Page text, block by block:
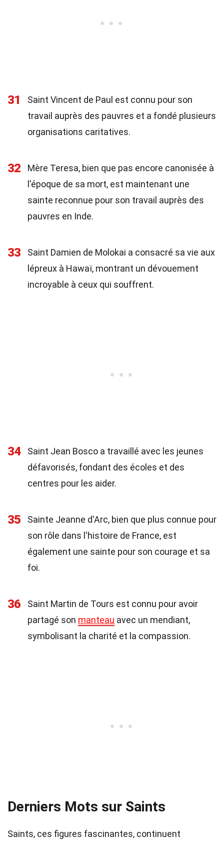
31
Saint Vincent de Paul est connu pour son
travail auprès des pauvres et a fondé plusieurs
organisations caritatives.
32
Mère Teresa, bien que pas encore canonisée à
l'époque de sa mort, est maintenant une
sainte reconnue pour son travail auprès des
pauvres en Inde.
33
Saint Damien de Molokai a consacré sa vie aux
lépreux à Hawaï, montrant un dévouement
incroyable à ceux qui souffrent.
34
Saint Jean Bosco a travaillé avec les jeunes
défavorisés, fondant des écoles et des
centres pour les aider.
35
Sainte Jeanne d'Arc, bien que plus connue pour
son rôle dans l'histoire de France, est
également une sainte pour son courage et sa
foi.
36
Saint Martin de Tours est connu pour avoir
partagé son manteau avec un mendiant,
symbolisant la charité et la compassion.
Derniers Mots sur Saints
Saints, ces figures fascinantes, continuent